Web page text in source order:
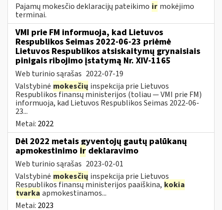
Pajamų mokesčio deklaracijų pateikimo ir mokėjimo
terminai.
VMI prie FM informuoja, kad Lietuvos
Respublikos Seimas 2022-06-23 priėmė
Lietuvos Respublikos atsiskaitymų grynaisiais
pinigais ribojimo įstatymą Nr. XIV-1165
Web turinio sąrašas 2022-07-19
Valstybinė mokesčių inspekcija prie Lietuvos
Respublikos finansų ministerijos (toliau — VMI prie FM)
informuoja, kad Lietuvos Respublikos Seimas 2022-06-
23...
Metai: 2022
Dėl 2022 metais gyventojų gautų palūkanų
apmokestinimo ir deklaravimo
Web turinio sąrašas 2023-02-01
Valstybinė mokesčių inspekcija prie Lietuvos
Respublikos finansų ministerijos paaiškina, kokia
tvarka apmokestinamos...
Metai: 2023